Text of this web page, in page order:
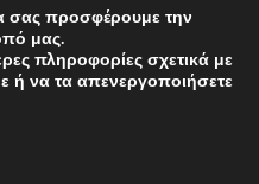
Διαφημιστείτε
σας προσφέρουμε την
μας.
πληροφορίες σχετικά με
ή να τα απενεργοποιήσετε